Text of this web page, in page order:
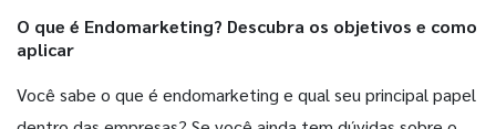
O que é Endomarketing? Descubra os objetivos e como
aplicar
Você sabe o que é endomarketing e qual seu principal papel